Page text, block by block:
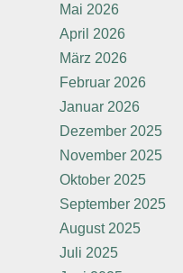
Mai 2026
April 2026
März 2026
Februar 2026
Januar 2026
Dezember 2025
November 2025
Oktober 2025
September 2025
August 2025
Juli 2025